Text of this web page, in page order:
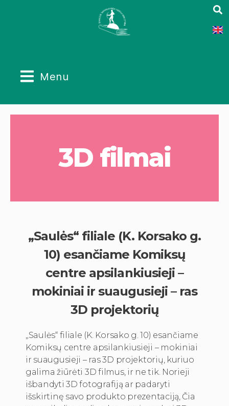
Menu
3D filmai
„Saulės“ filiale (K. Korsako g.
10) esančiame Komiksų
centre apsilankiusieji –
mokiniai ir suaugusieji – ras
3D projektorių
„Saulės“ filiale (K. Korsako g. 10) esančiame
Komiksų centre apsilankiusieji – mokiniai
ir suaugusieji – ras 3D projektorių, kuriuo
galima žiūrėti 3D filmus, ir ne tik. Norieji
išbandyti 3D fotografiją ar padaryti
išskirtinę savo produkto prezentaciją, Čia